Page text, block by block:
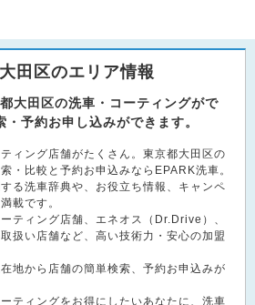
田区のエリア情報
大田区の洗車・コーティングがで
予約お申し込みができます。
ィング店舗がたくさん。東京都大田区の
・比較と予約お申込みならEPARK洗車。
る洗車辞典や、お役立ち情報、キャンペ
載です。
ティング店舗、エネオス（Dr.Drive）、
扱い店舗など、高い技術力・安心の加盟
地から店舗の簡単検索、予約お申込みが
ティングをお得にしたいあなたに、洗車